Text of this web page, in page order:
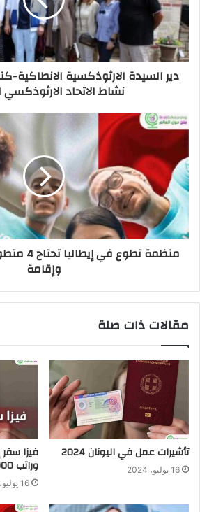
دير السيدة الارثوذكسية الانطاكية-
نشاط الاتحاد
منظمة
وإقامة
مقالات ذات صلة
تأشيرات عمل في اليونان 2024
16 يوليو، 2024
فيزا
وراتب 5000 يورو شهريا
16 يوليو، 2024